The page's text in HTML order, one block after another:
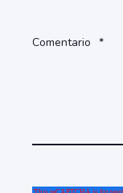
Comentario *